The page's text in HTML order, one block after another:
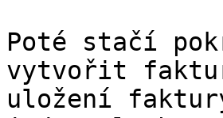
Poté stačí
vytvořit
uložení